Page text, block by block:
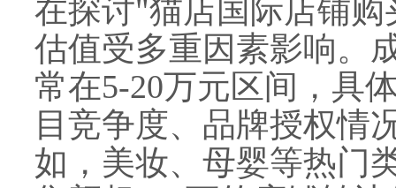
在探讨"猫店国际店铺
估值受多重因素影响。
常在5-20万元区间，具
目竞争度、品牌授权情
如，美妆、母婴等热门